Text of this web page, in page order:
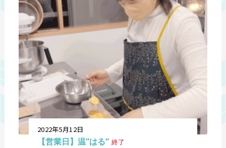
2022年5月12日
【営業日】温”はる” 終了